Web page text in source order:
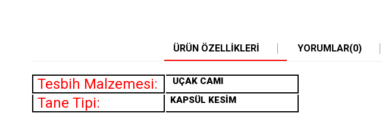
ÜRÜN ÖZELLIKLERI YORUMLAR(0)
Tesbih Malzemesi: UÇAK CAMI
Tane Tipi: KAPSÜL KESİM